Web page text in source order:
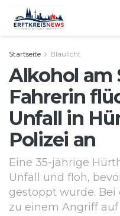
Startseite Blaulicht
Alkohol am
Fahrerin
Unfall in
Polizei an
Eine 35-jährige
Unfall und floh,
gestoppt wurde.
zu einem Angriff auf